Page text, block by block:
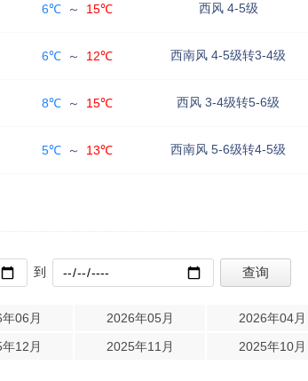
6℃ ～ 15℃ 西风 4-5级
6℃ ～ 12℃ 西南风 4-5级转3-4级
8℃ ～ 15℃ 西风 3-4级转5-6级
5℃ ～ 13℃ 西南风 5-6级转4-5级
到
06月 2026年05月 2026年04月
12月 2025年11月 2025年10月